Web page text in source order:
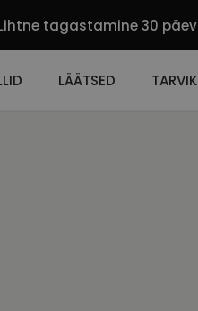
tagastamine 30
LÄÄTSED